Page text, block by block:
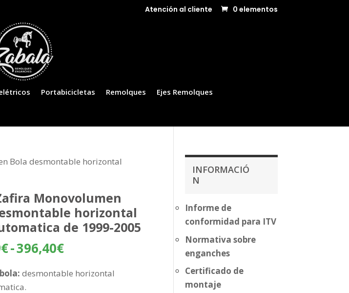
Atención al cliente 0 elementos
Portabicicletas Remolques
Ejes Remolques
Bola desmontable horizontal
Monovolumen
horizontal
de 1999-2005
€-396,40€Rango
precios:
desmontable horizontal
INFORMACIÓ
N
Informe de
conformidad para ITV
Normativa sobre
enganches
Certificado de
montaje